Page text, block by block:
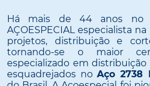
Há mais de 44 anos no
AÇOESPECIAL especialista
projetos, distribuição e
tornando-se o maior
especializado em
esquadrejados noAço 2738